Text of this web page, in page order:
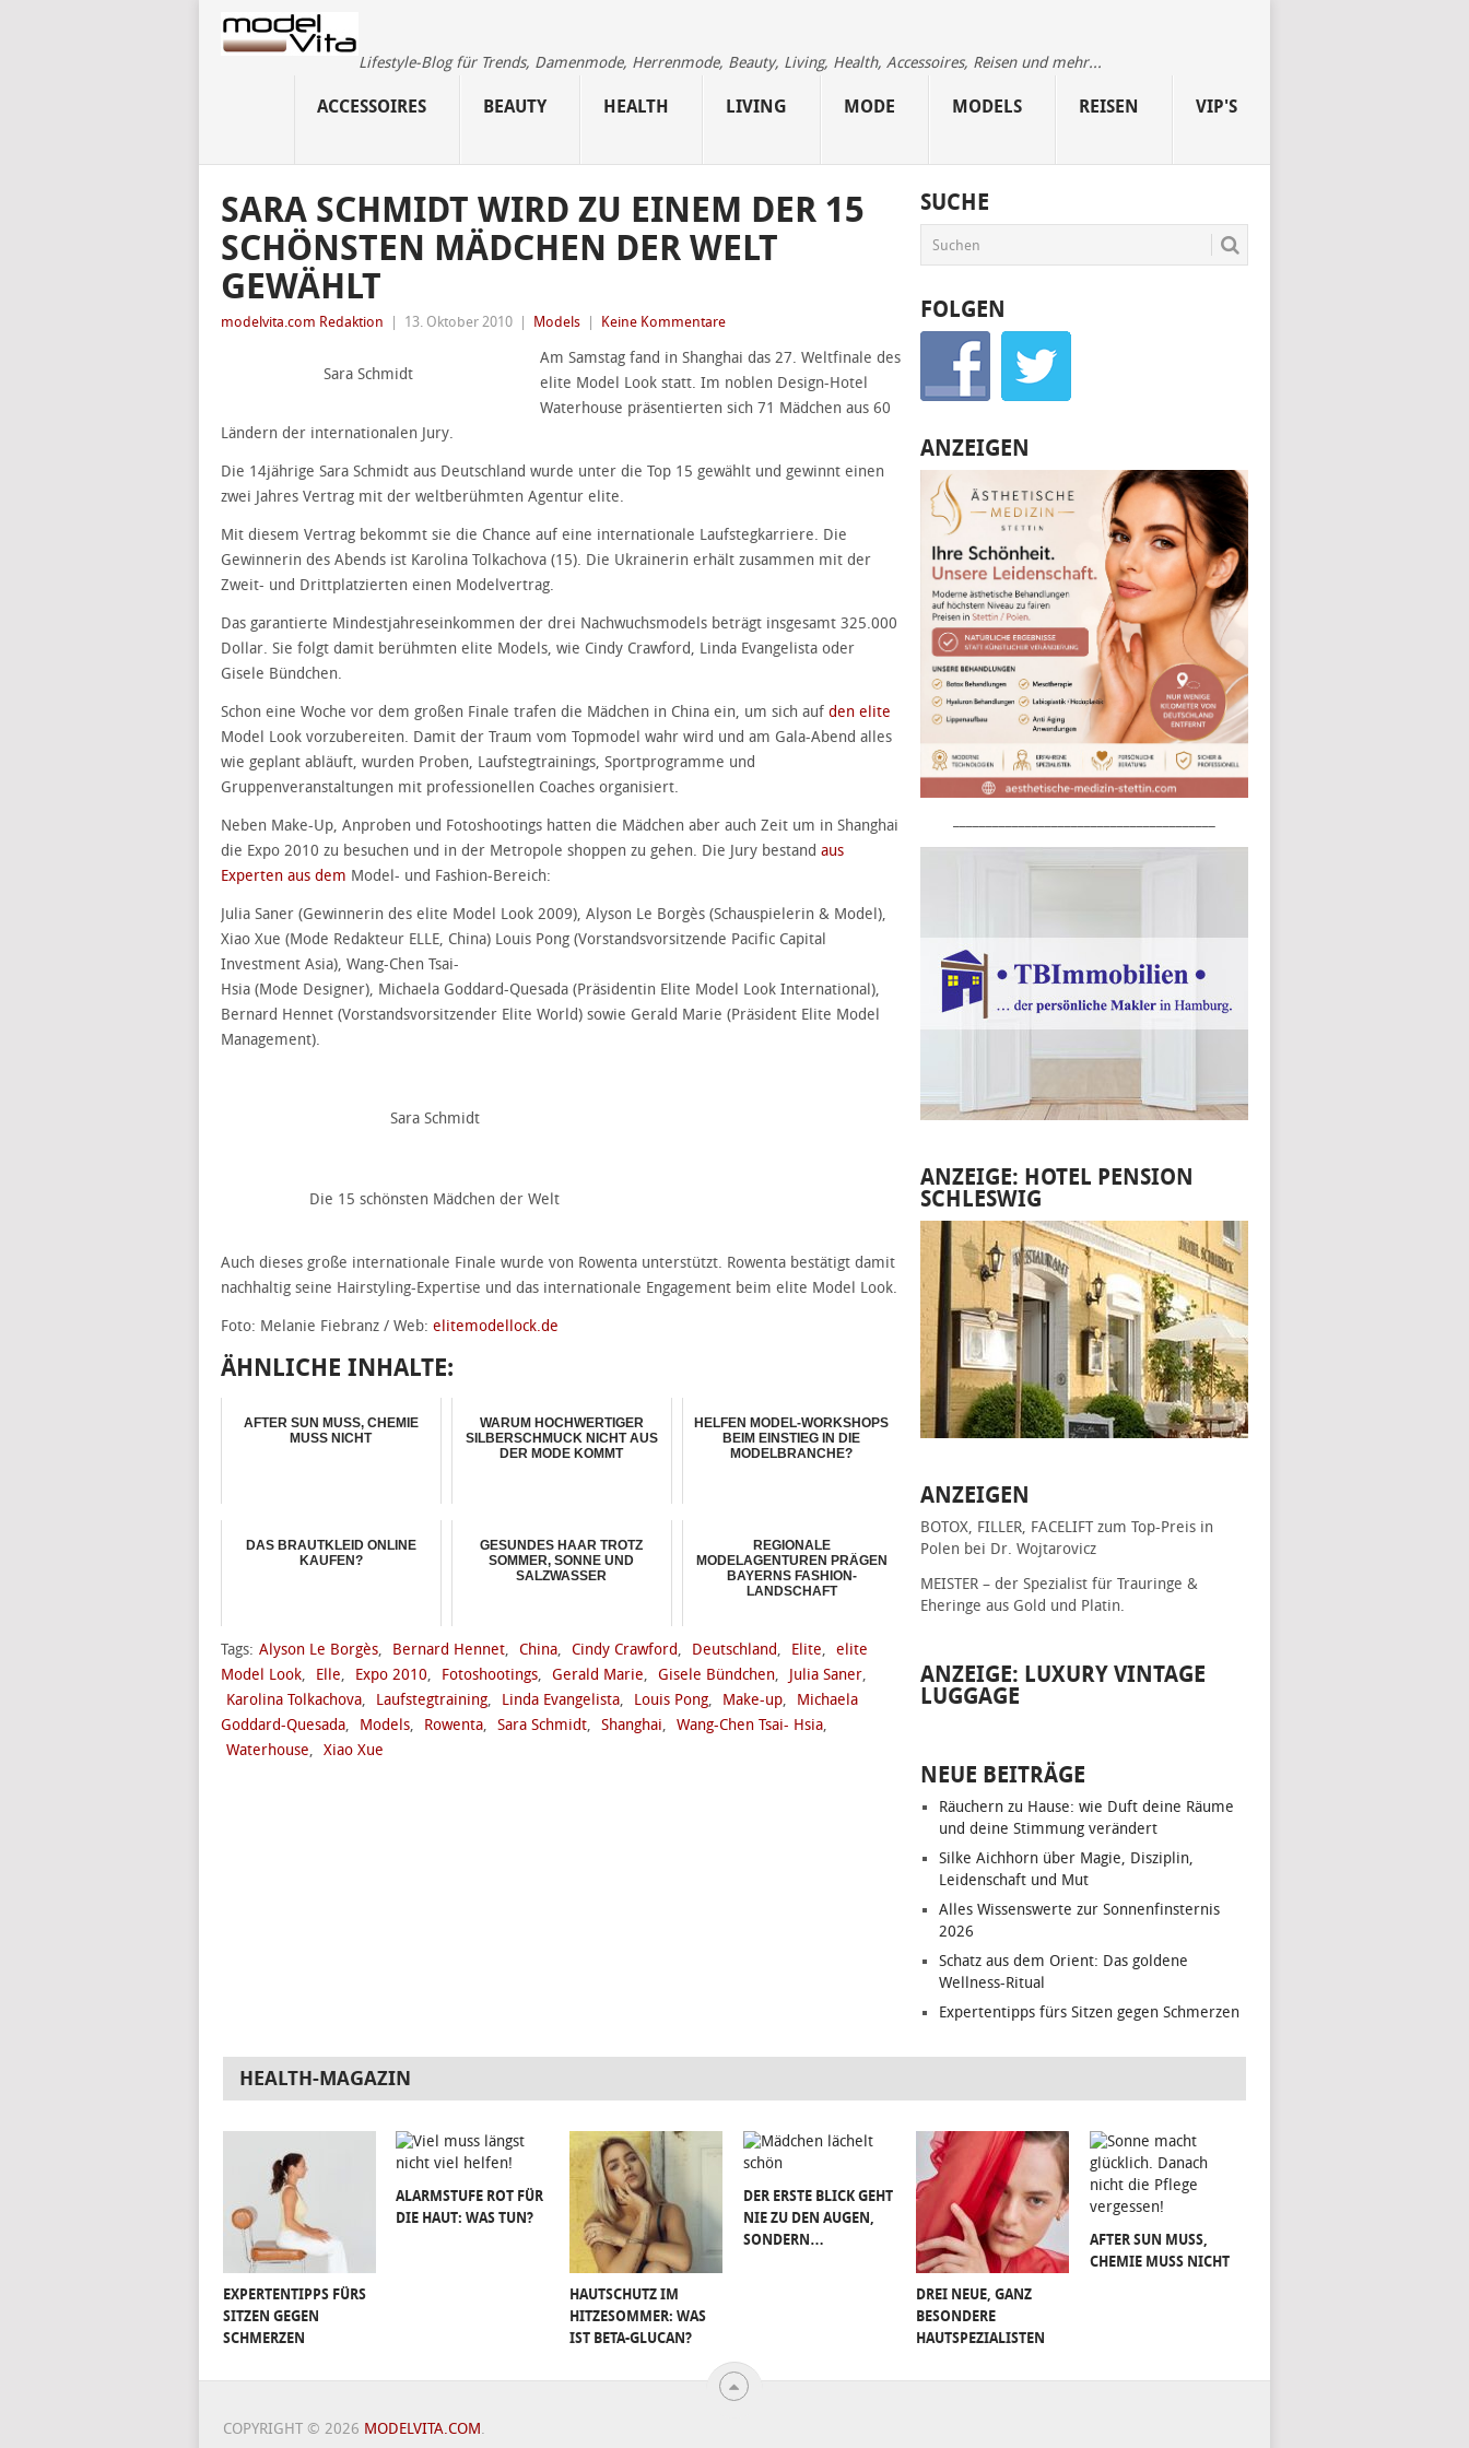
Lifestyle-Blog für Trends, Damenmode, Herrenmode, Beauty, Living, Health, Accessoires, Reisen und mehr...
ACCESSOIRES BEAUTY HEALTH LIVING MODE MODELS REISEN VIP'S
SARA SCHMIDT WIRD ZU EINEM DER 15
SCHÖNSTEN MÄDCHEN DER WELT
GEWÄHLT
modelvita.com Redaktion 13. Oktober 2010 Models Keine Kommentare
Sara Schmidt
Am Samstag fand in Shanghai das 27. Weltfinale des
elite Model Look statt. Im noblen Design-Hotel
Waterhouse präsentierten sich 71 Mädchen aus 60
Ländern der internationalen Jury.
Die 14jährige Sara Schmidt aus Deutschland wurde unter die Top 15 gewählt und gewinnt einen
zwei Jahres Vertrag mit der weltberühmten Agentur elite.
Mit diesem Vertrag bekommt sie die Chance auf eine internationale Laufstegkarriere. Die
Gewinnerin des Abends ist Karolina Tolkachova (15). Die Ukrainerin erhält zusammen mit der
Zweit- und Drittplatzierten einen Modelvertrag.
Das garantierte Mindestjahreseinkommen der drei Nachwuchsmodels beträgt insgesamt 325.000
Dollar. Sie folgt damit berühmten elite Models, wie Cindy Crawford, Linda Evangelista oder
Gisele Bündchen.
Schon eine Woche vor dem großen Finale trafen die Mädchen in China ein, um sich auf den elite
Model Look vorzubereiten. Damit der Traum vom Topmodel wahr wird und am Gala-Abend alles
wie geplant abläuft, wurden Proben, Laufstegtrainings, Sportprogramme und
Gruppenveranstaltungen mit professionellen Coaches organisiert.
Neben Make-Up, Anproben und Fotoshootings hatten die Mädchen aber auch Zeit um in Shanghai
die Expo 2010 zu besuchen und in der Metropole shoppen zu gehen. Die Jury bestand aus
Experten aus dem Model- und Fashion-Bereich:
Julia Saner (Gewinnerin des elite Model Look 2009), Alyson Le Borgès (Schauspielerin & Model),
Xiao Xue (Mode Redakteur ELLE, China) Louis Pong (Vorstandsvorsitzende Pacific Capital
Investment Asia), Wang-Chen Tsai-
Hsia (Mode Designer), Michaela Goddard-Quesada (Präsidentin Elite Model Look International),
Bernard Hennet (Vorstandsvorsitzender Elite World) sowie Gerald Marie (Präsident Elite Model
Management).
Sara Schmidt
Die 15 schönsten Mädchen der Welt
Auch dieses große internationale Finale wurde von Rowenta unterstützt. Rowenta bestätigt damit
nachhaltig seine Hairstyling-Expertise und das internationale Engagement beim elite Model Look.
Foto: Melanie Fiebranz / Web: elitemodellock.de
ÄHNLICHE INHALTE:
AFTER SUN MUSS, CHEMIE
MUSS NICHT
WARUM HOCHWERTIGER
SILBERSCHMUCK NICHT AUS
DER MODE KOMMT
HELFEN MODEL-WORKSHOPS
BEIM EINSTIEG IN DIE
MODELBRANCHE?
DAS BRAUTKLEID ONLINE
KAUFEN?
GESUNDES HAAR TROTZ
SOMMER, SONNE UND
SALZWASSER
REGIONALE
MODELAGENTUREN PRÄGEN
BAYERNS FASHION-
LANDSCHAFT
Tags: Alyson Le Borgès, Bernard Hennet, China, Cindy Crawford, Deutschland, Elite, elite
Model Look, Elle, Expo 2010, Fotoshootings, Gerald Marie, Gisele Bündchen, Julia Saner,
Karolina Tolkachova, Laufstegtraining, Linda Evangelista, Louis Pong, Make-up,
Michaela
Goddard-Quesada, Models, Rowenta, Sara Schmidt, Shanghai, Wang-Chen Tsai- Hsia,
Waterhouse, Xiao Xue
SUCHE
FOLGEN
ANZEIGEN
ANZEIGE: HOTEL PENSION
SCHLESWIG
ANZEIGEN
BOTOX, FILLER, FACELIFT zum Top-Preis in
Polen bei Dr. Wojtarovicz
MEISTER – der Spezialist für Trauringe &
Eheringe aus Gold und Platin.
ANZEIGE: LUXURY VINTAGE
LUGGAGE
NEUE BEITRÄGE
Räuchern zu Hause: wie Duft deine Räume
und deine Stimmung verändert
Silke Aichhorn über Magie, Disziplin,
Leidenschaft und Mut
Alles Wissenswerte zur Sonnenfinsternis
2026
Schatz aus dem Orient: Das goldene
Wellness-Ritual
Expertentipps fürs Sitzen gegen Schmerzen
HEALTH-MAGAZIN
EXPERTENTIPPS FÜRS
SITZEN GEGEN
SCHMERZEN
ALARMSTUFE ROT FÜR
DIE HAUT: WAS TUN?
HAUTSCHUTZ IM
HITZESOMMER: WAS
IST BETA-GLUCAN?
DER ERSTE BLICK GEHT
NIE ZU DEN AUGEN,
SONDERN…
DREI NEUE, GANZ
BESONDERE
HAUTSPEZIALISTEN
AFTER SUN MUSS,
CHEMIE MUSS NICHT
COPYRIGHT © 2026 MODELVITA.COM.